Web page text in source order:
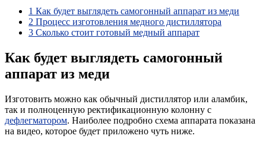
1 Как будет выглядеть самогонный аппарат из меди
2 Процесс изготовления медного дистиллятора
3 Сколько стоит готовый медный аппарат
Как будет выглядеть самогонный
аппарат из меди
Изготовить можно как обычный дистиллятор или аламбик,
так и полноценную ректификационную колонну с
дефлегматором. Наиболее подробно схема аппарата показана
на видео, которое будет приложено чуть ниже.